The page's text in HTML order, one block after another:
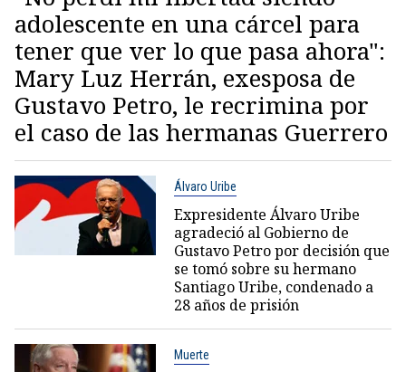
adolescente en una cárcel para
tener que ver lo que pasa ahora":
Mary Luz Herrán, exesposa de
Gustavo Petro, le recrimina por
el caso de las hermanas Guerrero
Álvaro Uribe
Expresidente Álvaro Uribe
agradeció al Gobierno de
Gustavo Petro por decisión que
se tomó sobre su hermano
Santiago Uribe, condenado a
28 años de prisión
Muerte